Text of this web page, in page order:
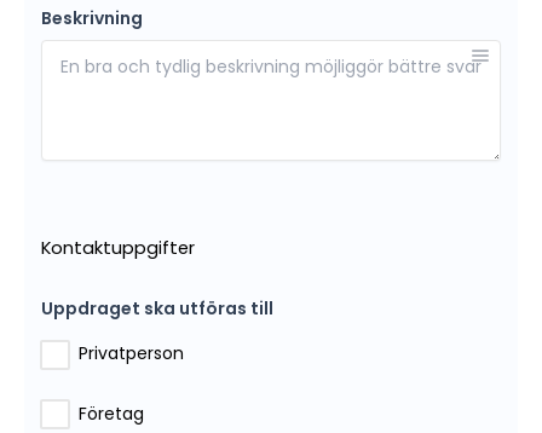
Beskrivning
Kontaktuppgifter
Uppdraget ska utföras till
Privatperson
Företag